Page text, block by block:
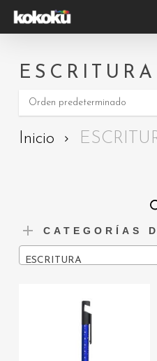
Skip
to
contentESCRITURA
Inicio
CATEGORÍAS
ESCRITURA